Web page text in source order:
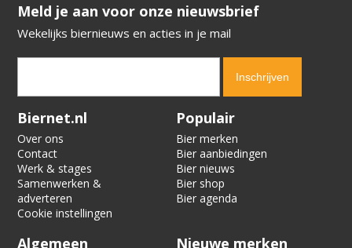
​​​​​​​Meld je aan voor onze nieuwsbrief
Wekelijks biernieuws en acties in je mail
Verification code:
Biernet.nl
Over ons
Contact
Werk & stages
Samenwerken &
adverteren
Cookie instellingen
Populair
Bier merken
Bier aanbiedingen
Bier nieuws
Bier shop
Bier agenda
Algemeen Nieuwe merken